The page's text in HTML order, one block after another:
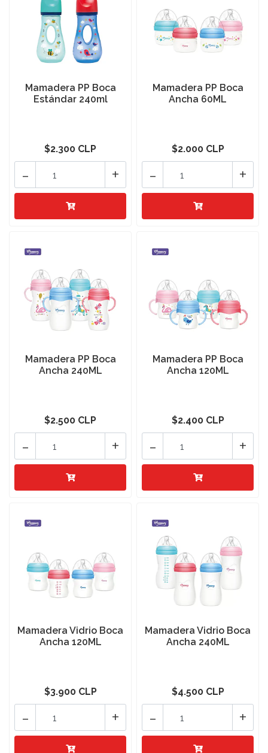
Mamadera PP Boca
Estándar 240ml
$2.300 CLP
+
-
Mamadera PP Boca
Ancha 60ML
$2.000 CLP
+
-
Mamadera PP Boca
Ancha 240ML
$2.500 CLP
+
-
Mamadera PP Boca
Ancha 120ML
$2.400 CLP
+
-
Mamadera Vidrio Boca
Ancha 120ML
$3.900 CLP
+
-
Mamadera Vidrio Boca
Ancha 240ML
$4.500 CLP
+
-